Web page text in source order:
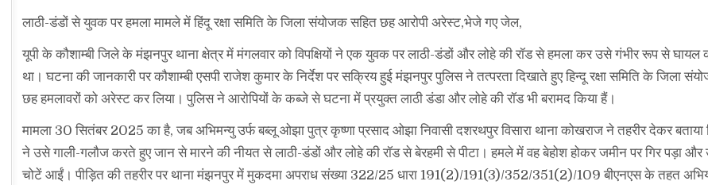
लाठी-डंडों से युवक पर हमला मामले में हिंदू रक्षा समिति के जिला संयोजक सहित छह आरोपी अरेस्ट,भेजे गए जेल,
यूपी के कौशाम्बी जिले के मंझनपुर थाना क्षेत्र में मंगलवार को विपक्षियों ने एक युवक पर लाठी-डंडों और लोहे की रॉड से हमला कर उसे गंभीर रूप से घायल
था। घटना की जानकारी पर कौशाम्बी एसपी राजेश कुमार के निर्देश पर सक्रिय हुई मंझनपुर पुलिस ने तत्परता दिखाते हुए हिन्दू रक्षा समिति के जिला
छह हमलावरों को अरेस्ट कर लिया। पुलिस ने आरोपियों के कब्जे से घटना में प्रयुक्त लाठी डंडा और लोहे की रॉड भी बरामद किया हैं।
मामला 30 सितंबर 2025 का है, जब अभिमन्यु उर्फ बब्लू ओझा पुत्र कृष्णा प्रसाद ओझा निवासी दशरथपुर विसारा थाना कोखराज ने तहरीर देकर बताया
ने उसे गाली-गलौज करते हुए जान से मारने की नीयत से लाठी-डंडों और लोहे की रॉड से बेरहमी से पीटा। हमले में वह बेहोश होकर जमीन पर गिर पड़ा और
चोटें आईं। पीड़ित की तहरीर पर थाना मंझनपुर में मुकदमा अपराध संख्या 322/25 धारा 191(2)/191(3)/352/351(2)/109 बीएनएस के तहत